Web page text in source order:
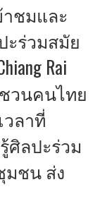
าชมและ
ะร่วมสมัย
Rai
วนคนไทย
ลาที่
ศิลปะร่วม
มชน ส่ง